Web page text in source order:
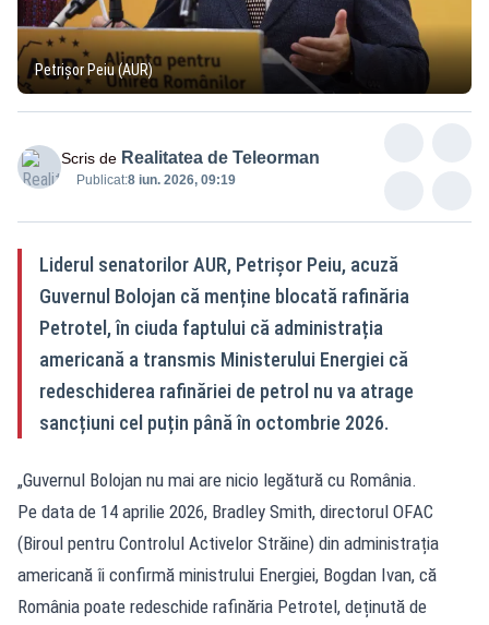
Petrișor Peiu (AUR)
Scris de Realitatea de Teleorman
Publicat:8 iun. 2026, 09:19
Liderul senatorilor AUR, Petrișor Peiu, acuză
Guvernul Bolojan că menține blocată rafinăria
Petrotel, în ciuda faptului că administrația
americană a transmis Ministerului Energiei că
redeschiderea rafinăriei de petrol nu va atrage
sancțiuni cel puțin până în octombrie 2026.
„Guvernul Bolojan nu mai are nicio legătură cu România.
Pe data de 14 aprilie 2026, Bradley Smith, directorul OFAC
(Biroul pentru Controlul Activelor Străine) din administrația
americană îi confirmă ministrului Energiei, Bogdan Ivan, că
România poate redeschide rafinăria Petrotel, deținută de